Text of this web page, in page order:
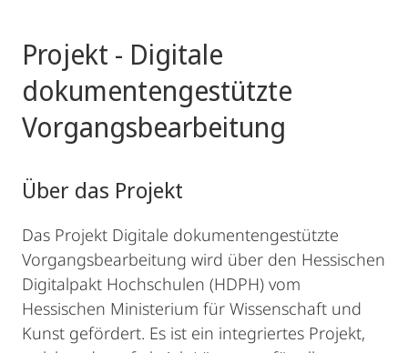
Projekt - Digitale
dokumentengestützte
Vorgangsbearbeitung
Über das Projekt
Das Projekt Digitale dokumentengestützte
Vorgangsbearbeitung wird über den Hessischen
Digitalpakt Hochschulen (HDPH) vom
Hessischen Ministerium für Wissenschaft und
Kunst gefördert. Es ist ein integriertes Projekt,